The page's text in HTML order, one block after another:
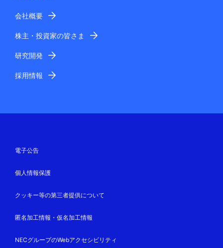
会社概要
株主・投資家の皆さま
研究開発
採用情報
電子公告
個人情報保護
クッキー等の第三者提供について
匿名加工情報・仮名加工情報
NECグループのWebアクセシビリティ